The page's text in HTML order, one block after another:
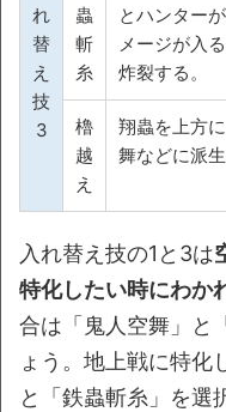
れ
替
え
技
3
蟲
斬
糸
とハンター
メージが入
炸裂する。
櫓
越
え
翔蟲を上方
舞などに派
入れ替え技の1と3は
特化したい時にわか
合は「鬼人空舞」と
ょう。地上戦に特化
と「鉄蟲斬糸」を選